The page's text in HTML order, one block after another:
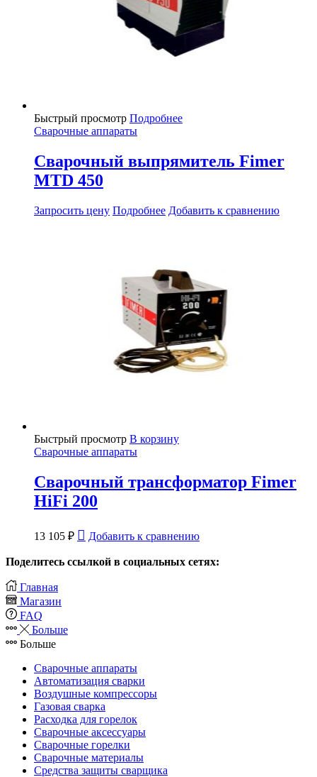
Быстрый просмотр Подробнее
Сварочные аппараты
Сварочный выпрямитель Fimer
MTD 450
Запросить цену Подробнее Добавить к сравнению
Быстрый просмотр В корзину
Сварочные аппараты
Сварочный трансформатор Fimer
HiFi 200
13 105 ₽ Добавить к сравнению
Поделитесь ссылкой в социальных сетях:
Главная
Магазин
FAQ
Больше
Больше
Сварочные аппараты
Автоматизация сварки
Воздушные компрессоры
Газовая сварка
Расходка для горелок
Сварочные аксессуары
Сварочные горелки
Сварочные материалы
Средства защиты сварщика